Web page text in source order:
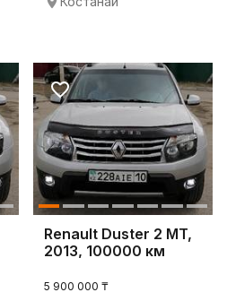
Renault Duster 2 MT,
2013, 100000 км
5 900 000 ₸